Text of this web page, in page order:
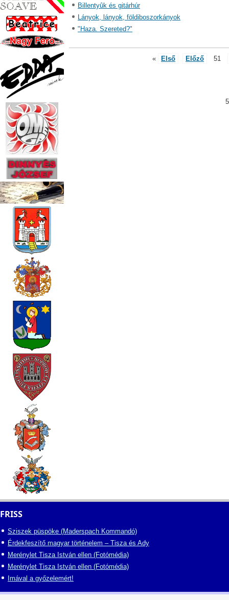
Billentyûk és gitárhúr
Lányok, lányok, földiboszorkányok
"Haza. Szereted?"
« Első Előző 51
FRISS
Sziszek püspöke (Maderspach Kommandó)
Érdekfeszítő magyar történelem – Tisza és Ady
Merénylet Tisza István ellen (Fotómédia)
Merénylet Tisza István ellen (Fotómédia)
Imával a győzelemért!